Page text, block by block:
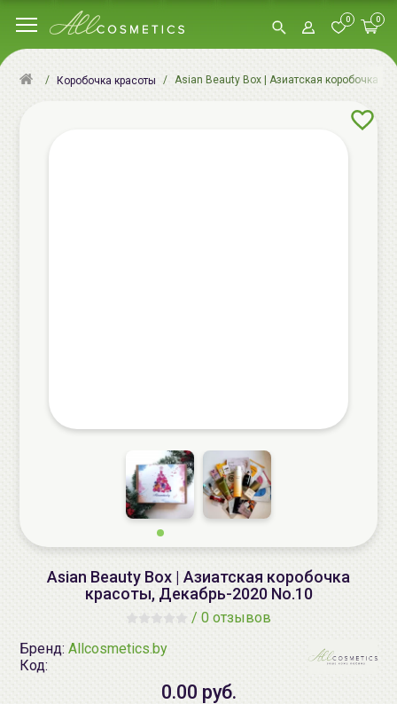
0 0
Коробочка красоты Asian Beauty Box | Азиатская коробочка
Asian Beauty Box | Азиатская коробочка
красоты, Декабрь-2020 No.10
/ 0 отзывов
Бренд: Allcosmetics.by
Код:
0.00 руб.